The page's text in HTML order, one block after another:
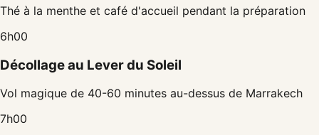
Thé à la menthe et café d'accueil pendant la préparation
6h00
Décollage au Lever du Soleil
Vol magique de 40-60 minutes au-dessus de Marrakech
7h00